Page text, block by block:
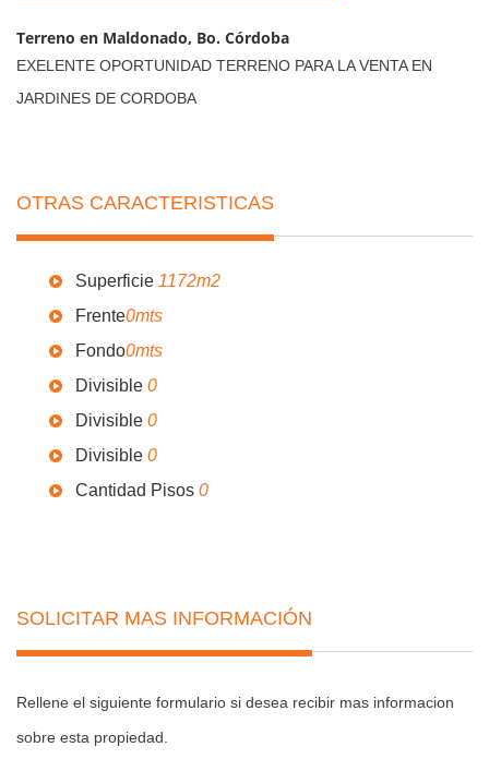
Terreno en Maldonado, Bo. Córdoba
EXELENTE OPORTUNIDAD TERRENO PARA LA VENTA EN
JARDINES DE CORDOBA
OTRAS CARACTERISTICAS
Superficie 1172m2
Frente0mts
Fondo0mts
Divisible 0
Divisible 0
Divisible 0
Cantidad Pisos 0
SOLICITAR MAS INFORMACIÓN
Rellene el siguiente formulario si desea recibir mas informacion
sobre esta propiedad.